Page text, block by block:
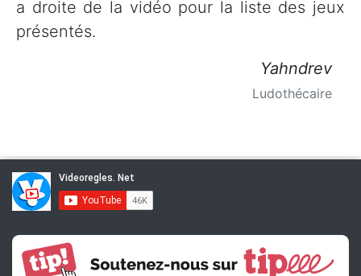
a droite de la vidéo pour la liste des jeux
présentés.
Yahndrev
Ludothécaire